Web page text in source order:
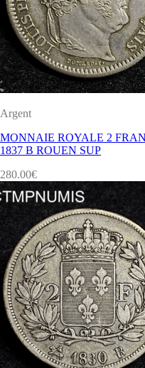
Argent
MONNAIE ROYALE 2
1837 B ROUEN SUP
280.00€